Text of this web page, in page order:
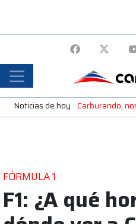
Noticias de hoy Carburando,
FÓRMULA 1
F1: ¿A qué